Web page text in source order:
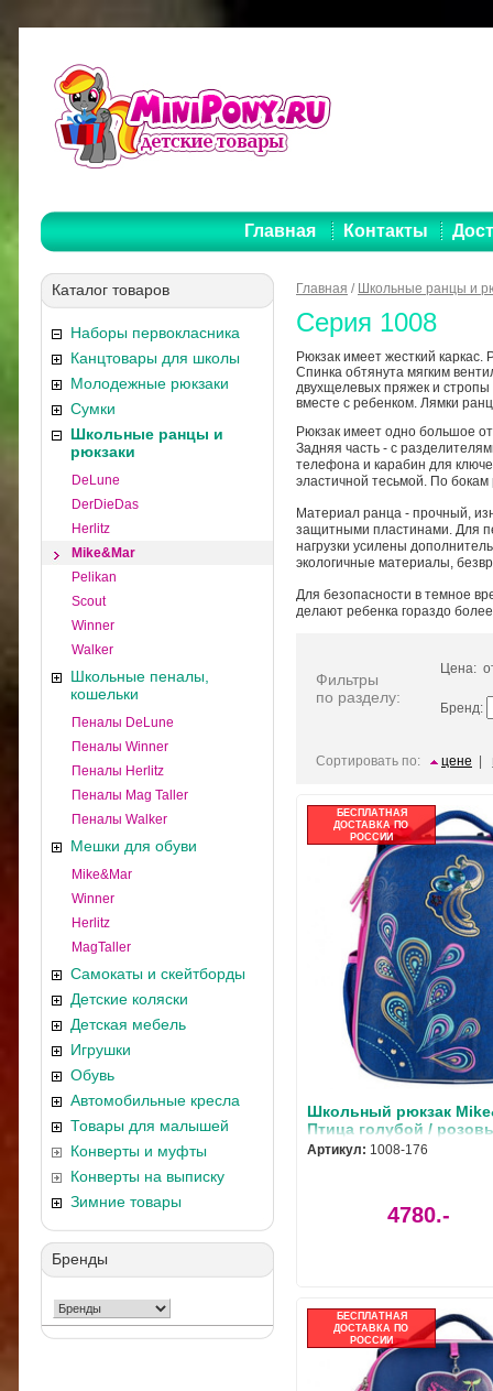
Главная Контакты
Каталог товаров
Наборы первокласника
Канцтовары для школы
Молодежные рюкзаки
Сумки
Школьные ранцы и
рюкзаки
DeLune
DerDieDas
Herlitz
Mike&Mar
Pelikan
Scout
Winner
Walker
Школьные пеналы,
кошельки
Пеналы DeLune
Пеналы Winner
Пеналы Herlitz
Пеналы Mag Taller
Пеналы Walker
Мешки для обуви
Mike&Mar
Winner
Herlitz
MagTaller
Самокаты и скейтборды
Детские коляски
Детская мебель
Игрушки
Обувь
Автомобильные кресла
Товары для малышей
Конверты и муфты
Конверты на выписку
Зимние товары
Бренды
Главная / Школьные ранцы и
Серия 1008
Рюкзак имеет жесткий
Спинка обтянута мягким
двухщелевых пряжек и стропы
вместе с ребенком. Лямки
Рюкзак имеет одно большое
Задняя часть - с
телефона и карабин для
эластичной тесьмой. По
Материал ранца - прочный,
защитными пластинами. Для
нагрузки усилены
экологичные материалы,
Для безопасности в темное
делают ребенка гораздо
Фильтры
по разделу:
Цена:
Бренд:
Сортировать по: цене
БЕСПЛАТНАЯ
ДОСТАВКА ПО
РОССИИ
Школьный рюкзак
Птица голубой /
176
Артикул: 1008-176
4780.-
БЕСПЛАТНАЯ
ДОСТАВКА ПО
РОССИИ